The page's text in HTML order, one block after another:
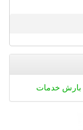
بارش خدمات